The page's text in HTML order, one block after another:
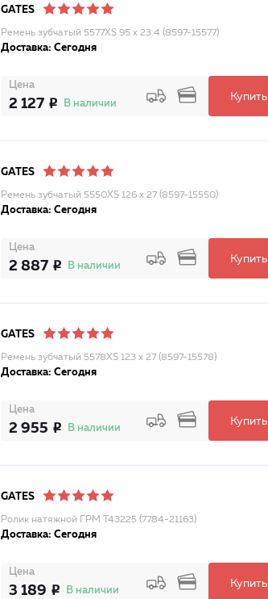
GATES
Ремень зубчатый 5577XS 95 x 23.4 (8597-15577)
Доставка: Сегодня
Цена
2 127 В наличии
Купить
GATES
Ремень зубчатый 5550XS 126 x 27 (8597-15550)
Доставка: Сегодня
Цена
2 887 В наличии
Купить
GATES
Ремень зубчатый 5578XS 123 x 27 (8597-15578)
Доставка: Сегодня
Цена
2 955 В наличии
Купить
GATES
Ролик натяжной ГРМ T43225 (7784-21163)
Доставка: Сегодня
Цена
3 189 В наличии
Купить